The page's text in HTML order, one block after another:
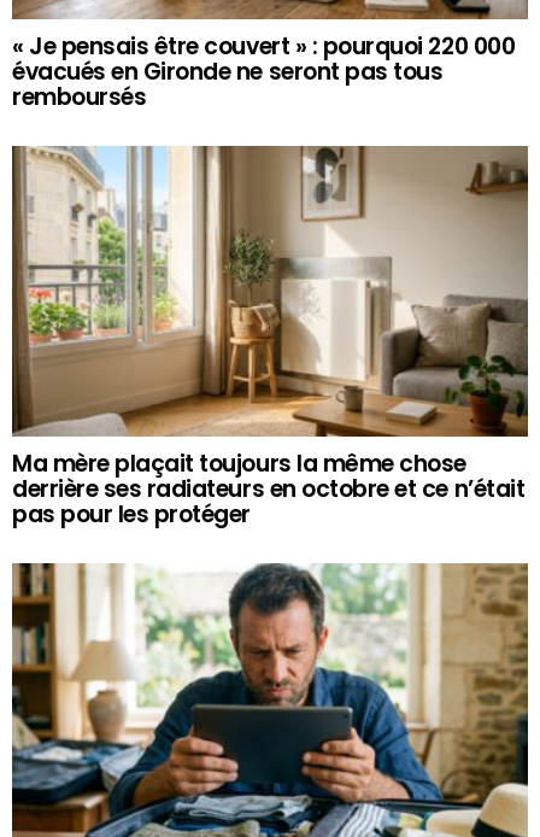
« Je pensais être couvert » : pourquoi 220 000
évacués en Gironde ne seront pas tous
remboursés
Ma mère plaçait toujours la même chose
derrière ses radiateurs en octobre et ce n’était
pas pour les protéger